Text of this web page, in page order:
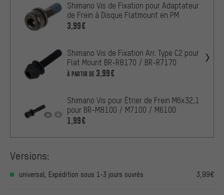
Shimano Vis de Fixation pour Adaptateur
de Frein à Disque Flatmount en PM
3,99€
Shimano Vis de Fixation Arr. Type C2 pour
Flat Mount BR-R8170 / BR-R7170
À PARTIR DE 3,99€
Shimano Vis pour Étrier de Frein M6x32,1
pour BR-M8100 / M7100 / M6100
1,99€
Versions:
universal, Expédition sous 1-3 jours ouvrés 3,99€